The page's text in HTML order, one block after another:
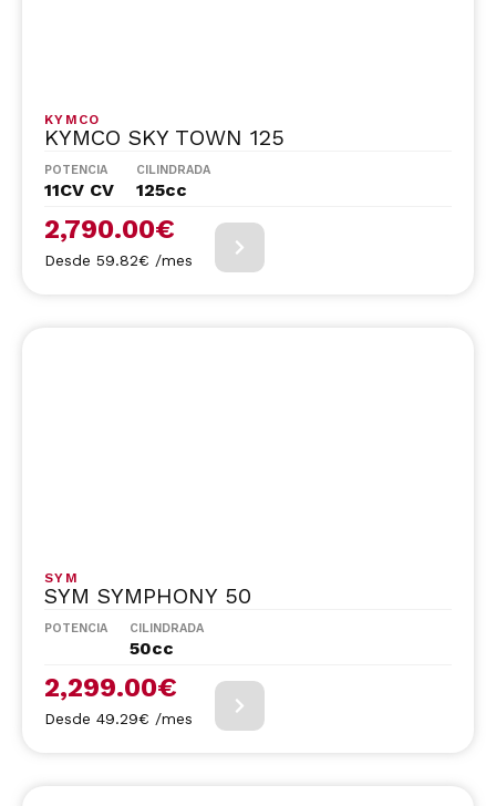
KYMCO
KYMCO SKY TOWN 125
POTENCIA
11CV CV
CILINDRADA
125cc
2,790.00€
Desde 59.82€ /mes
SYM
SYM SYMPHONY 50
POTENCIA CILINDRADA
50cc
2,299.00€
Desde 49.29€ /mes